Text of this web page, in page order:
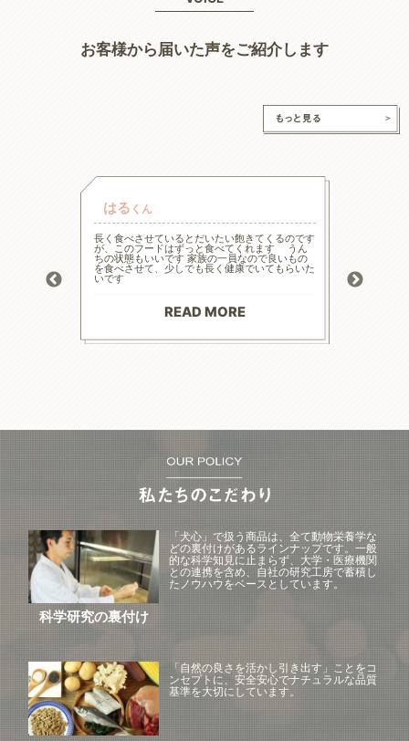
お客様から届いた声をご紹介します
はる くん
長く食べさせているとだいたい飽きてくるのです
が、このフードはずっと食べてくれます うん
ちの状態もいいです 家族の一員なので良いもの
を食べさせて、少しでも長く健康でいてもらいた
いです
READ MORE
科学研究の裏付け
「犬心」で扱う商品は、全て動物栄養学な
どの裏付けがあるラインナップです。一般
的な科学知見に止まらず、大学・医療機関
との連携を含め、自社の研究工房で蓄積し
たノウハウをベースとしています。
「自然の良さを活かし引き出す」ことをコ
ンセプトに、安全安心でナチュラルな品質
基準を大切にしています。